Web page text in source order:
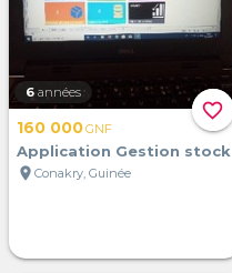
favorite_border
6 années
160 000GNF
Application Gestion stock
location_on Conakry, Guinée